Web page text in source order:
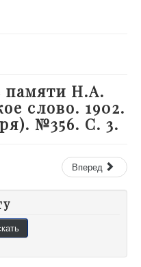
памяти Н.А.
слово. 1902.
№356. С. 3.
Вперед